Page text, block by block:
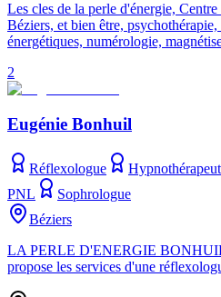
Les cles de la perle d'énergie,
Béziers, et bien être,
énergétiques, numérologie,
2
Eugénie Bonhuil
Réflexologue
PNL
Sophrologue
Béziers
LA PERLE D'ENERGIE
propose les services d'une